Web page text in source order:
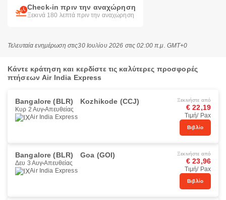
Check-in πριν την αναχώρηση
Ξεκινά 180 λεπτά πριν την αναχώρηση
Τελευταία ενημέρωση στις30 Ιουλίου 2026 στις 02:00 π.μ. GMT+0
Κάντε κράτηση και κερδίστε τις καλύτερες προσφορές
πτήσεων Air India Express
Bangalore (BLR) Kozhikode (CCJ)
Κυρ 2 Αυγ Απευθείας
Air India Express
Ξεκινήστε από
€ 22,19
Τιμή/ Pax
Βιβλίο
Bangalore (BLR) Goa (GOI)
Δευ 3 Αυγ Απευθείας
Air India Express
Ξεκινήστε από
€ 23,96
Τιμή/ Pax
Βιβλίο